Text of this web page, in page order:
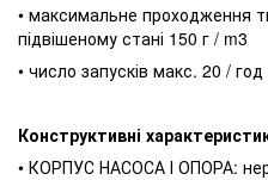
• максимальне проходження
підвішеному стані 150 г / m3
• число запусків макс. 20 / год
Конструктивні
• КОРПУС НАСОСА І ОПОРА: